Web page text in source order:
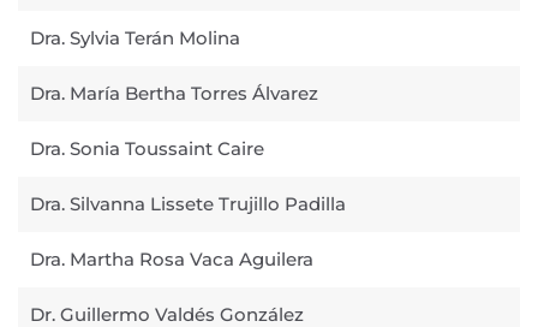
Dra. Sylvia Terán Molina
Dra. María Bertha Torres Álvarez
Dra. Sonia Toussaint Caire
Dra. Silvanna Lissete Trujillo Padilla
Dra. Martha Rosa Vaca Aguilera
Dr. Guillermo Valdés González